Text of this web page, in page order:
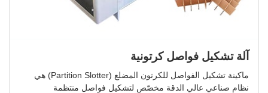
آلة تشكيل فواصل كرتونية
ماكينة تشكيل الفواصل للكرتون المضلع (Partition Slotter) هي
نظام صناعي عالي الدقة مخصّص لتشكيل فواصل منتظمة